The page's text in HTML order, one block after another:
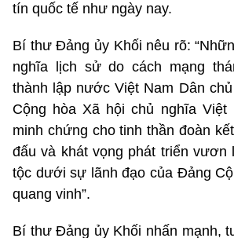
tín quốc tế như ngày nay.
Bí thư Đảng ủy Khối nêu rõ:
nghĩa lịch sử do cách mạng
thành lập nước Việt Nam Dân
Cộng hòa Xã hội chủ nghĩa Việt
minh chứng cho tinh thần đoàn
đấu và khát vọng phát triển vươn
tộc dưới sự lãnh đạo của Đảng
quang vinh”.
Bí thư Đảng ủy Khối nhấn mạnh,